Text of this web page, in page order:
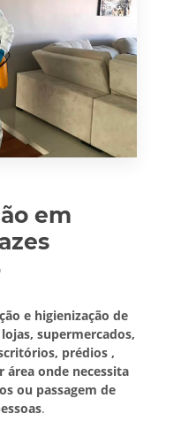
em
e higienização de
supermercados,
prédios ,
onde necessita
ou passagem de
.